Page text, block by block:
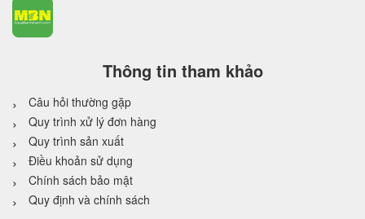
Thông tin tham khảo
Câu hỏi thường gặp
Quy trình xử lý đơn hàng
Quy trình sản xuất
Điều khoản sử dụng
Chính sách bảo mật
Quy định và chính sách